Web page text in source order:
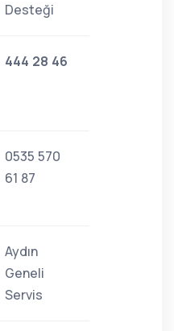
Desteği
444 28 46
0535 570
61 87
Aydın
Geneli
Servis